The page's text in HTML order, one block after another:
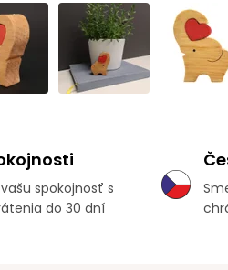
spokojnosť s
do 30 dní